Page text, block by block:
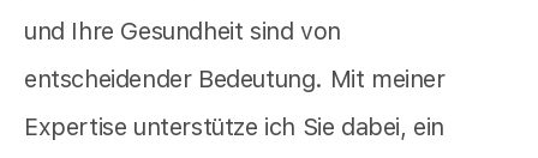
und Ihre Gesundheit sind von
entscheidender Bedeutung. Mit meiner
Expertise unterstütze ich Sie dabei, ein